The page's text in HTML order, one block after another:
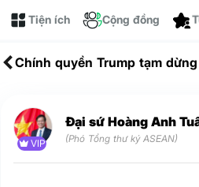
Tiện ích Cộng đồng
Chính quyền Trump tạm
VIP
Đại sứ Hoàng Anh
(Phó Tổng thư ký ASEAN)